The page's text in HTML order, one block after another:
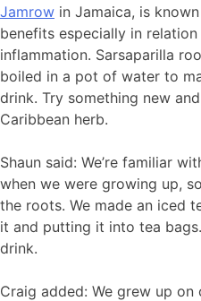
Jamrow in Jamaica, is
benefits especially in
inflammation. Sarsaparilla
boiled in a pot of water to
drink. Try something new
Caribbean herb.
Shaun said: We’re familiar
when we were growing up,
the roots. We made an iced
it and putting it into tea
drink.
Craig added: We grew up on